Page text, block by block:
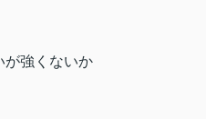
が強くないか